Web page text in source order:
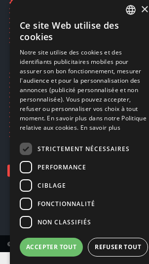
Restauration CD griffés
Réparations & SAV
Smartpoints
Ecogaming
Expédition & retours
Confidentialité
Conditions générales
EA Sport UFC 6
Call of Duty: Modern Warfare 4
Rachat et revente de jeux en cash
© Copyright 2026 Smartoys SA – Tous droits réservés.
ENGLISH
×
Ce site Web utilise des
cookies
Notre site utilise des cookies et des
identifiants publicitaires mobiles pour
assurer son bon fonctionnement, mesurer
l'audience et pour la personnalisation des
annonces (publicité personnalisée et non
personnalisée). Vous pouvez accepter,
refuser ou personnaliser vos choix à tout
moment. En savoir plus dans notre Politique
relative aux cookies. En savoir plus
STRICTEMENT NÉCESSAIRES
PERFORMANCE
CIBLAGE
FONCTIONNALITÉ
NON CLASSIFIÉS
ACCEPTER TOUT REFUSER TOUT